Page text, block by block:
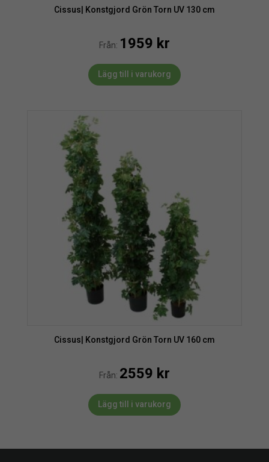
Cissus| Konstgjord Grön Torn UV 130 cm
Från: 1959 kr
Lägg till i varukorg
Cissus| Konstgjord Grön Torn UV 160 cm
Från: 2559 kr
Lägg till i varukorg